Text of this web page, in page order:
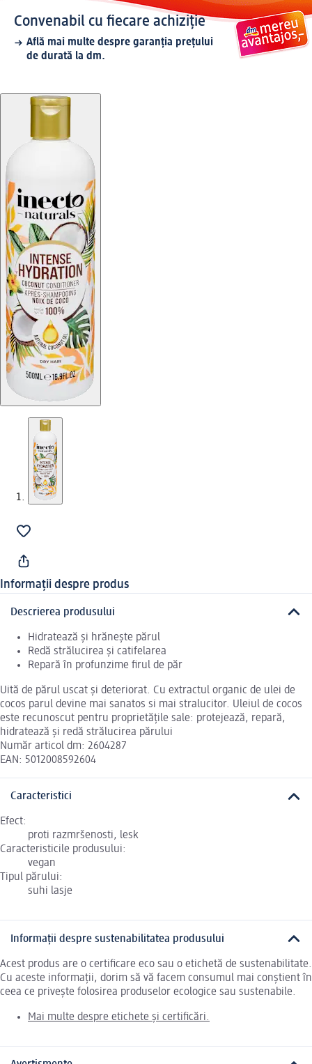
Convenabil cu fiecare achiziție
Află mai multe despre garanția prețului
de durată la dm.
Informații despre produs
Descrierea produsului
Hidratează şi hrăneşte părul
Redă strălucirea şi catifelarea
Repară în profunzime firul de păr
Uită de părul uscat şi deteriorat. Cu extractul organic de ulei de
cocos parul devine mai sanatos si mai stralucitor. Uleiul de cocos
este recunoscut pentru proprietăţile sale: protejează, repară,
hidratează şi redă strălucirea părului
Număr articol dm: 2604287
EAN: 5012008592604
Caracteristici
Efect:
proti razmršenosti, lesk
Caracteristicile produsului:
vegan
Tipul părului:
suhi lasje
Informații despre sustenabilitatea produsului
Acest produs are o certificare eco sau o etichetă de sustenabilitate.
Cu aceste informații, dorim să vă facem consumul mai conștient în
ceea ce privește folosirea produselor ecologice sau sustenabile.
Mai multe despre etichete și certificări.